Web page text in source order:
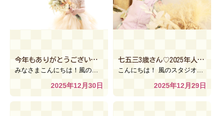
今年もありがとうございました！【風のスタジオ古河本店】
2025年12月30日
七五三3歳さん♡2025年人気衣装【風のスタジオ インターパーク 宇都宮】
2025年12月29日